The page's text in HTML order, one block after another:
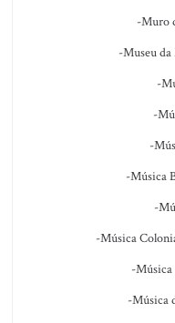
-Muro
-Museu
-
-
-
-Música
-
-Música
-Música
-Música